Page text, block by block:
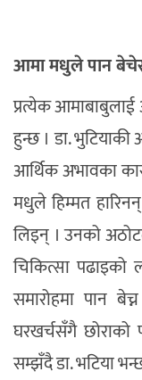
आमा मधुले पान बेचेर
प्रत्येक आमाबाबुलाई
हुन्छ । डा.
आर्थिक अभावका
मधुले हिम्मत
लिइन् । उनको
चिकित्सा पढाइको
समारोहमा पान
घरखर्चसँगै छोराको
सम्झँदै डा. भटिया